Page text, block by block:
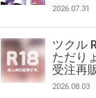
2026.07.31
ツクル
ただり
受注再
2026.08.03